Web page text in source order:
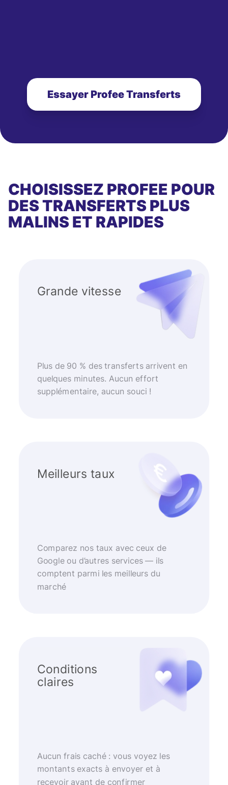
Essayer Profee Transferts
CHOISISSEZ PROFEE POUR
DES TRANSFERTS PLUS
MALINS ET RAPIDES
Grande vitesse
Plus de 90 % des transferts arrivent en
quelques minutes. Aucun effort
supplémentaire, aucun souci !
Meilleurs taux
Comparez nos taux avec ceux de
Google ou d’autres services — ils
comptent parmi les meilleurs du
marché
Conditions
claires
Aucun frais caché : vous voyez les
montants exacts à envoyer et à
recevoir avant de confirmer